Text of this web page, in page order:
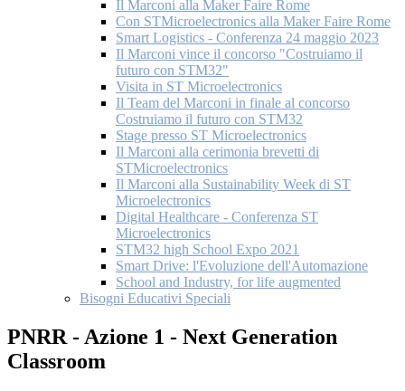
Il Marconi alla Maker Faire Rome
Con STMicroelectronics alla Maker Faire Rome
Smart Logistics - Conferenza 24 maggio 2023
Il Marconi vince il concorso "Costruiamo il
futuro con STM32"
Visita in ST Microelectronics
Il Team del Marconi in finale al concorso
Costruiamo il futuro con STM32
Stage presso ST Microelectronics
Il Marconi alla cerimonia brevetti di
STMicroelectronics
Il Marconi alla Sustainability Week di ST
Microelectronics
Digital Healthcare - Conferenza ST
Microelectronics
STM32 high School Expo 2021
Smart Drive: l'Evoluzione dell'Automazione
School and Industry, for life augmented
Bisogni Educativi Speciali
PNRR - Azione 1 - Next Generation
Classroom